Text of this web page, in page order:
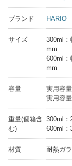
ブランド HARIO
サイズ
300ml
mm
600ml
mm
容量
実用容
実用容
重量(個箱含
む)
300ml：
600ml：
材質 耐熱ガ